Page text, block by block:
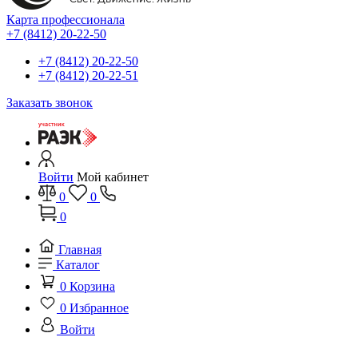
Карта профессионала
+7 (8412) 20-22-50
+7 (8412) 20-22-50
+7 (8412) 20-22-51
Заказать звонок
Войти Мой кабинет
0
0
0
Главная
Каталог
0 Корзина
0 Избранное
Войти